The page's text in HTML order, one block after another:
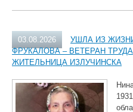
03.08.2026
УШЛА ИЗ
ФРУКАЛОВА – ВЕТЕРАН
ЖИТЕЛЬНИЦА ИЗЛУЧИНСКА